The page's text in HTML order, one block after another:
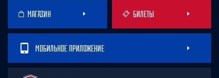
МАГАЗИН БИЛЕТЫ
МОБИЛЬНОЕ ПРИЛОЖЕНИЕ